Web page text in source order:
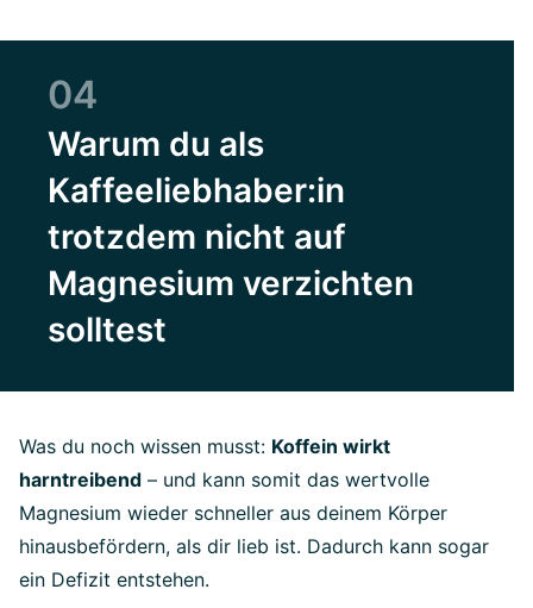
04
Warum du als
Kaffeeliebhaber:in
trotzdem nicht auf
Magnesium verzichten
solltest
Was du noch wissen musst: Koffein wirkt
harntreibend – und kann somit das wertvolle
Magnesium wieder schneller aus deinem Körper
hinausbefördern, als dir lieb ist. Dadurch kann sogar
ein Defizit entstehen.